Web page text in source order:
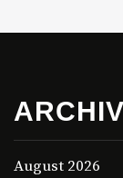
August 2026